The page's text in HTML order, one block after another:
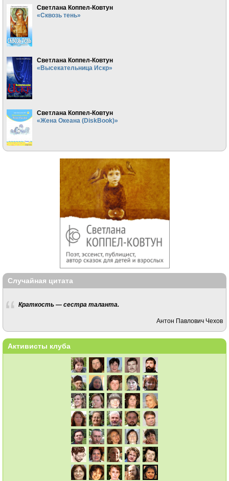
Светлана Коппел-Ковтун
«Сквозь тень»
Светлана Коппел-Ковтун
«Высекательница Искр»
Светлана Коппел-Ковтун
«Жена Океана (DiskBook)»
Случайная цитата
Краткость — сестра таланта.
Антон Павлович Чехов
Активисты клуба